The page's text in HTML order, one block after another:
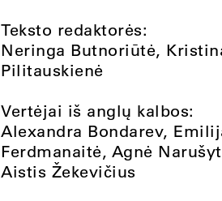
Teksto redaktorės:
Neringa Butnoriūtė,
Pilitauskienė
Vertėjai iš anglų kalbos:
Alexandra Bondarev,
Ferdmanaitė, Agnė
Aistis Žekevičius